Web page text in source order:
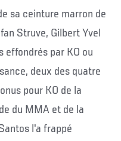
sa ceinture marron de
Struve, Gilbert Yvel
effondrés par KO ou
deux des quatre
pour KO de la
du MMA et de la
l'a frappé